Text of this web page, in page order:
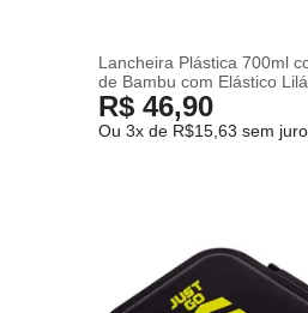
Lancheira Plástica 700ml
de Bambu com Elástico
R$ 46,90
Ou 3x de R$15,63 sem